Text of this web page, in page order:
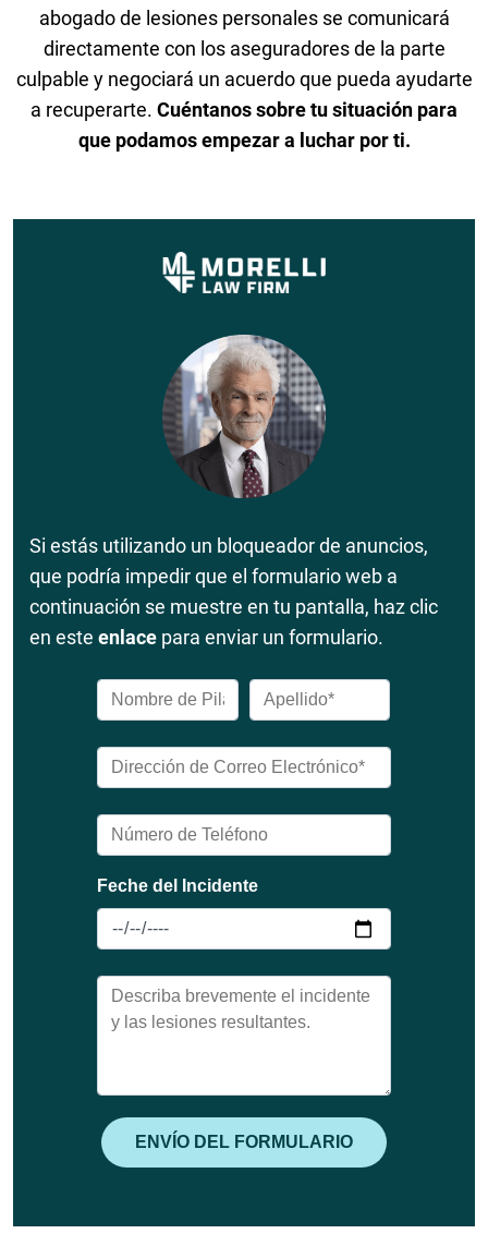
abogado de lesiones personales se comunicará
directamente con los aseguradores de la parte
culpable y negociará un acuerdo que pueda ayudarte
a recuperarte. Cuéntanos sobre tu situación para
que podamos empezar a luchar por ti.
Si estás utilizando un bloqueador de anuncios,
que podría impedir que el formulario web a
continuación se muestre en tu pantalla, haz clic
en este enlace para enviar un formulario.